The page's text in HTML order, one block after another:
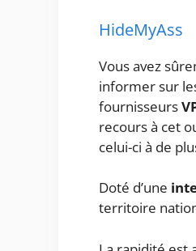
HideMyAss
Vous avez
informer sur
fournisseurs
recours à cet
celui-ci à de
Doté d’une
territoire